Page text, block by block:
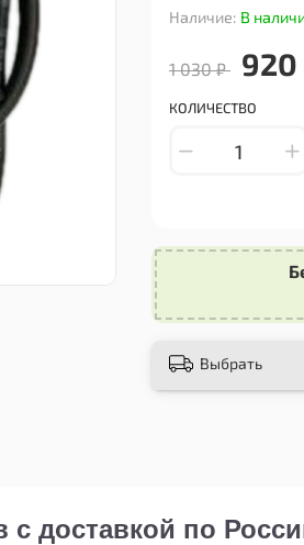
Наличие: В
1 030 ₽ 920
КОЛИЧЕСТВО
Компактный
для
дома, чтобы
Зарядное
долгим
Не рискуйте
Зарядное
поддержания
Выбрать
доставкой по